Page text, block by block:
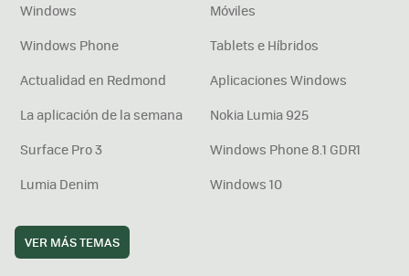
Windows
Móviles
Windows Phone
Tablets e Híbridos
Actualidad en Redmond
Aplicaciones Windows
La aplicación de la semana
Nokia Lumia 925
Surface Pro 3
Windows Phone 8.1 GDR1
Lumia Denim
Windows 10
VER MÁS TEMAS